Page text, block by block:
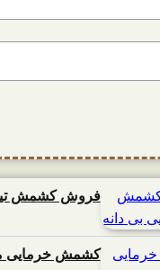
فروش کشمش
کشمش خرمایی